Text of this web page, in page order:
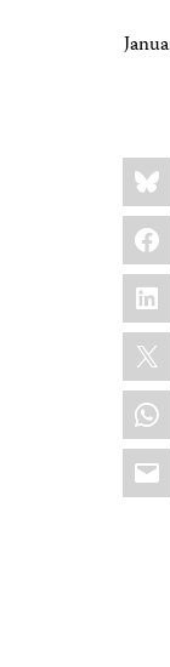
Share
this:
X